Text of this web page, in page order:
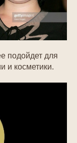
подойдет для
и косметики.